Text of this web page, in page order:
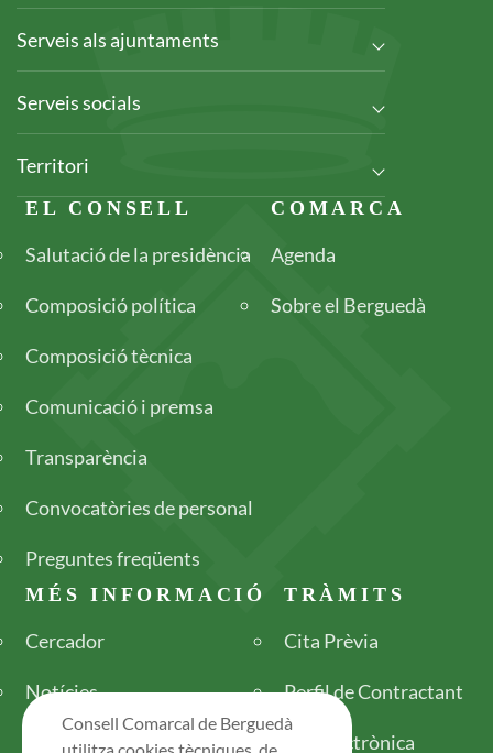
Serveis als ajuntaments
Serveis socials
Territori
Footer
EL CONSELL
Salutació de la presidència
Composició política
Composició tècnica
Comunicació i premsa
Transparència
Convocatòries de personal
Preguntes freqüents
COMARCA
Agenda
Sobre el Berguedà
MÉS INFORMACIÓ
Cercador
Notícies
TRÀMITS
Cita Prèvia
Perfil de Contractant
Seu electrònica
Consell Comarcal de Berguedà